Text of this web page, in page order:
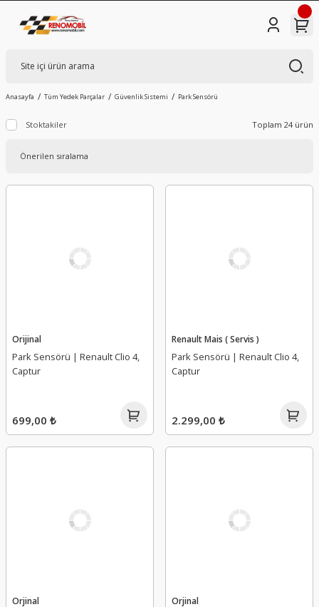
Anasayfa Tüm Yedek Parçalar Güvenlik Sistemi Park Sensörü
Stoktakiler Toplam 24 ürün
Orijinal
Park Sensörü | Renault Clio 4,
Captur
699,00 ₺
Renault Mais ( Servis )
Park Sensörü | Renault Clio 4,
Captur
2.299,00 ₺
Orjinal Orjinal